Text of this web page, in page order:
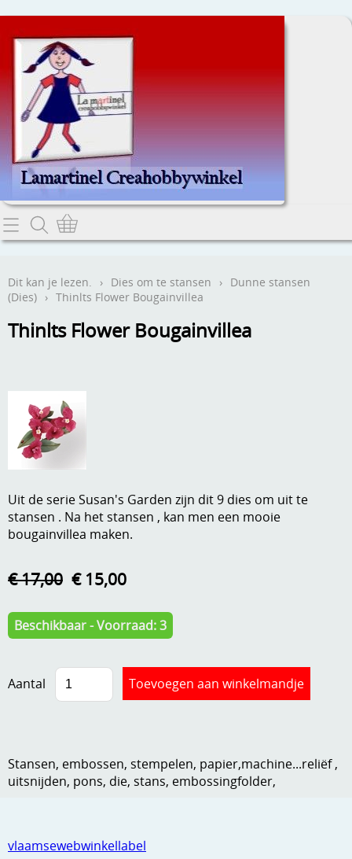
Home
Contact
Webwinkel
Aanbiedingen
Andere
Dies om te stansen
DVD-CD
Hechtingsmaterialen
Kleurmateriaal-tekenmateriaal
Knipvellen
Leuke versieringen
Netjes opbergen
Verzend - en verpakkingsk
Mijn account
Info
Anders creatief
Gastenboek
vlaamsewebwinkellabel
Dit kan je lezen. › Dies om te stansen › Dunne stansen
(Dies) › Thinlts Flower Bougainvillea
Thinlts Flower Bougainvillea
Uit de serie Susan's Garden zijn dit 9 dies om uit te
stansen . Na het stansen , kan men een mooie
bougainvillea maken.
€ 17,00 € 15,00
Beschikbaar - Voorraad: 3
Aantal
Stansen, embossen, stempelen, papier,machine...reliëf ,
uitsnijden, pons, die, stans, embossingfolder,